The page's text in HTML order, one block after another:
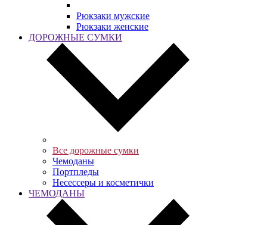
Рюкзаки мужские
Рюкзаки женские
ДОРОЖНЫЕ СУМКИ
Все дорожные сумки
Чемоданы
Портпледы
Несессеры и косметички
ЧЕМОДАНЫ